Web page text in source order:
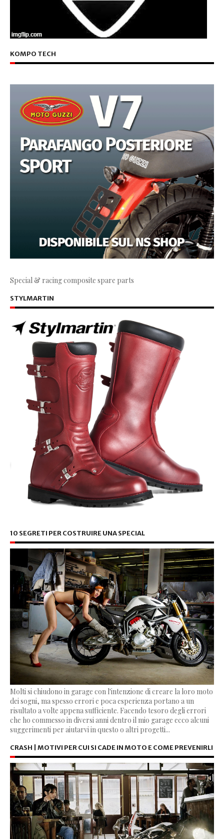
KOMPO TECH
Special & racing composite spare parts
STYLMARTIN
10 SEGRETI PER COSTRUIRE UNA SPECIAL
Molti si chiudono in garage con l'intenzione di creare la loro moto
dei sogni, ma spesso errori e poca esperienza portano a un
risultato a volte appena sufficiente. Facendo tesoro degli errori
che ho commesso in diversi anni dentro il mio garage ecco alcuni
suggerimenti per aiutarvi in questo o altri progetti...
CRASH | MOTIVI PER CUI SI CADE IN MOTO E COME PREVENIRLI